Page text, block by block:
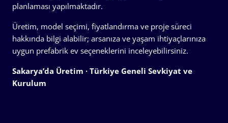
planlaması yapılmaktadır.
Üretim, model seçimi, fiyatlandırma ve proje süreci
hakkında bilgi alabilir; arsanıza ve yaşam ihtiyaçlarınıza
uygun prefabrik ev seçeneklerini inceleyebilirsiniz.
Sakarya’da Üretim · Türkiye Geneli Sevkiyat ve
Kurulum